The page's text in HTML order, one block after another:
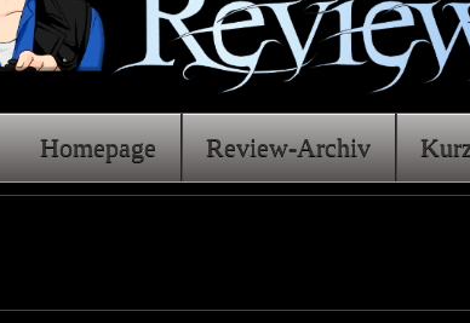
Homepage Review-Archiv